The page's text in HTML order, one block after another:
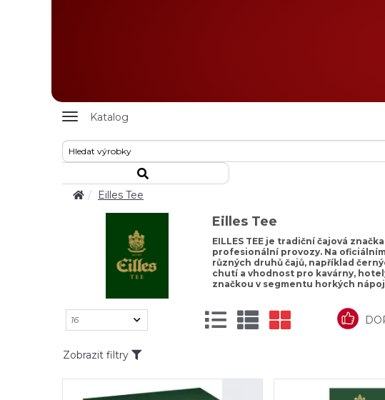
Zobrazit
Katalog
Eilles Tee
Eilles Tee
EILLES TEE je tradiční čajová
profesionální provozy. Na
různých druhů čajů, například
chutí a vhodnost pro kavárny,
značkou v segmentu horkých
Zobrazit filtry